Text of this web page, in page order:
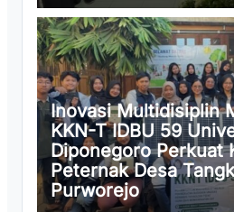
Inovasi Multidisiplin
KKN-T IDBU 59
Diponegoro Perkuat
Peternak Desa
Purworejo